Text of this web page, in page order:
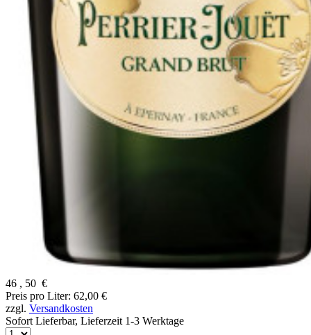
46 , 50 €
Preis pro Liter: 62,00 €
zzgl. Versandkosten
Sofort Lieferbar, Lieferzeit 1-3 Werktage